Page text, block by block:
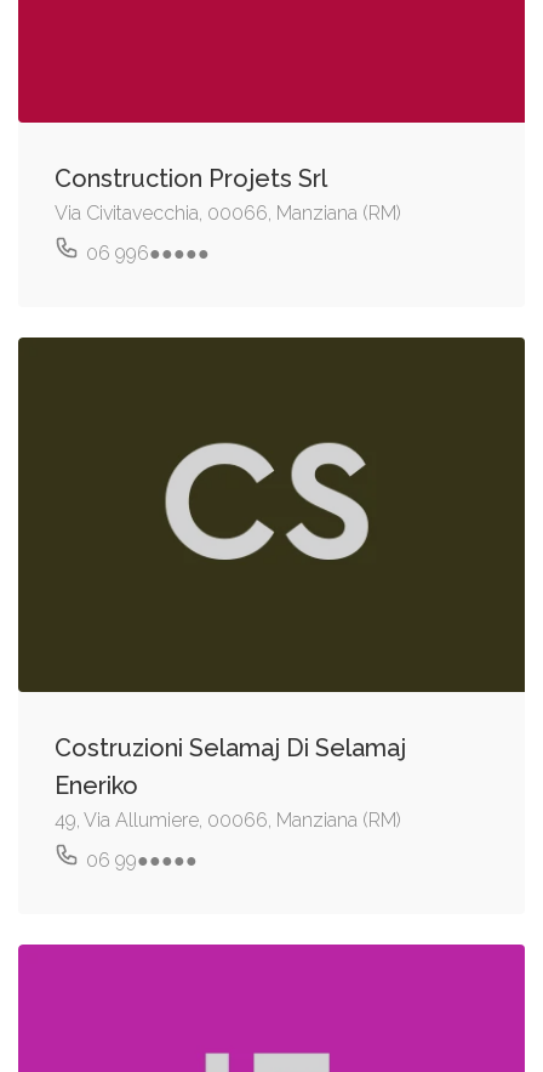
Construction Projets Srl
Via Civitavecchia, 00066, Manziana (RM)
06 996●●●●●
Costruzioni Selamaj Di Selamaj
Eneriko
49, Via Allumiere, 00066, Manziana (RM)
06 99●●●●●